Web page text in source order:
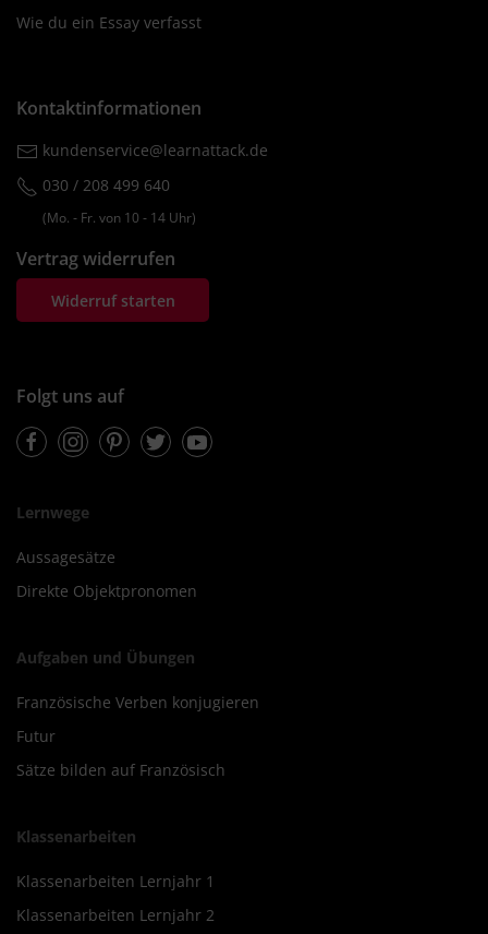
Wie du ein Essay verfasst
Kontaktinformationen
kundenservice@learnattack.de
030 / 208 499 640
(Mo. ‐ Fr. von 10 ‐ 14 Uhr)
Vertrag widerrufen
Widerruf starten
Folgt uns auf
FacebookInstagramPinterestTwitterYoutube
Lernwege
Aussagesätze
Direkte Objektpronomen
Aufgaben und Übungen
Französische Verben konjugieren
Futur
Sätze bilden auf Französisch
Klassenarbeiten
Klassenarbeiten Lernjahr 1
Klassenarbeiten Lernjahr 2